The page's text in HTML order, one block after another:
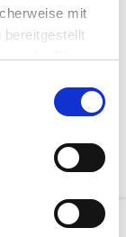
mit
bereitgestellt
der Dienste